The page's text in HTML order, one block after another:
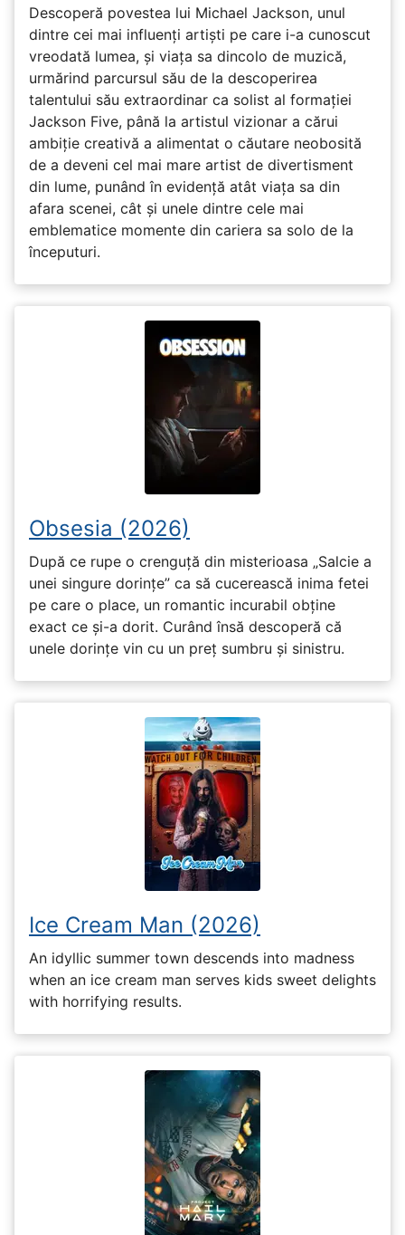
Descoperă povestea lui Michael Jackson, unul
dintre cei mai influenți artiști pe care i-a cunoscut
vreodată lumea, și viața sa dincolo de muzică,
urmărind parcursul său de la descoperirea
talentului său extraordinar ca solist al formației
Jackson Five, până la artistul vizionar a cărui
ambiție creativă a alimentat o căutare neobosită
de a deveni cel mai mare artist de divertisment
din lume, punând în evidență atât viața sa din
afara scenei, cât și unele dintre cele mai
emblematice momente din cariera sa solo de la
începuturi.
Obsesia (2026)
După ce rupe o crenguță din misterioasa „Salcie a
unei singure dorințe” ca să cucerească inima fetei
pe care o place, un romantic incurabil obține
exact ce și-a dorit. Curând însă descoperă că
unele dorințe vin cu un preț sumbru și sinistru.
Ice Cream Man (2026)
An idyllic summer town descends into madness
when an ice cream man serves kids sweet delights
with horrifying results.